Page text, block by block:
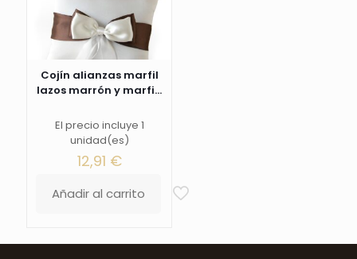
Cojín alianzas marfil
lazos marrón y marfi...
El precio incluye 1
unidad(es)
12,91 €
Añadir al carrito